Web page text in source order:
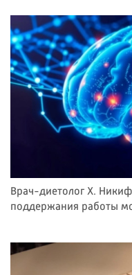
Врач-диетолог Х.
поддержания работы